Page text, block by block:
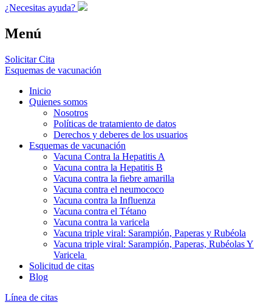
¿Necesitas ayuda?
Menú
Solicitar Cita
Esquemas de vacunación
Inicio
Quienes somos
Nosotros
Políticas de tratamiento de datos
Derechos y deberes de los usuarios
Esquemas de vacunación
Vacuna Contra la Hepatitis A
Vacuna contra la Hepatitis B
Vacuna contra la fiebre amarilla
Vacuna contra el neumococo
Vacuna contra la Influenza
Vacuna contra el Tétano
Vacuna contra la varicela
Vacuna triple viral: Sarampión, Paperas y Rubéola
Vacuna triple viral: Sarampión, Paperas, Rubéolas Y
Varicela
Solicitud de citas
Blog
Línea de citas